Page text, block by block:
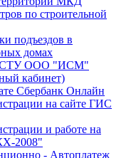
по строительной
подъездов в
домах
СТУ ООО "ИСМ"
кабинет)
Сбербанк Онлайн
на сайте ГИС
и работе на
2008"
- Автоплатеж